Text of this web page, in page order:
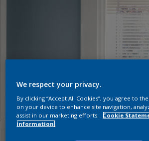
We respect your privacy.
By clicking “Accept All Cookies”, you agree to
on your device to enhance site navigation,
assist in our marketing efforts.
Cookie
information.